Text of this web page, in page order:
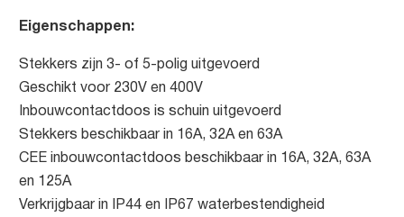
Eigenschappen:
Stekkers zijn 3- of 5-polig uitgevoerd
Geschikt voor 230V en 400V
Inbouwcontactdoos is schuin uitgevoerd
Stekkers beschikbaar in 16A, 32A en 63A
CEE inbouwcontactdoos beschikbaar in 16A, 32A, 63A
en 125A
Verkrijgbaar in IP44 en IP67 waterbestendigheid